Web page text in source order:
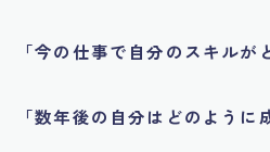
「今の仕事で自分のスキルが
「数年後の自分はどのように